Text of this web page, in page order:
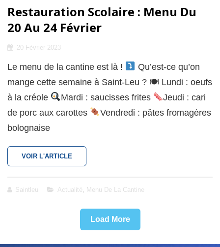
Restauration Scolaire : Menu Du
20 Au 24 Février
Posted
20 Février 2023
Le menu de la cantine est là !
Qu’est-ce qu’on
mange cette semaine à Saint-Leu ? 🍽 Lundi : oeufs
à la créole
Mardi : saucisses frites
Jeudi : cari
de porc aux carottes
Vendredi : pâtes fromagères
bolognaise
VOIR L'ARTICLE
SCOLAIRE
DU
AU
FÉVRIER
Saintleu
Cat
Actualité Menu De La Cantine
Load More